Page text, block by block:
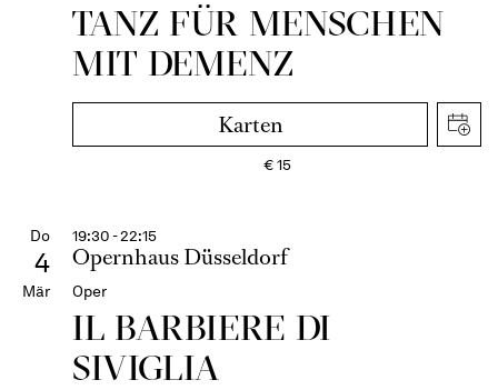
TANZ FÜR MENSCHEN
MIT DEMENZ
Karten
€15
Do
4
Mär
19:30 - 22:15
Opernhaus Düsseldorf
Oper
IL BARBIERE DI
SIVIGLIA